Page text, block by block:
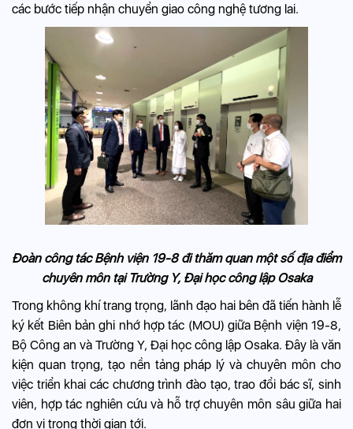
các bước tiếp nhận chuyển giao công nghệ tương lai.
Đoàn công tác Bệnh viện 19-8 đi thăm quan một số địa điểm
chuyên môn tại Trường Y, Đại học công lập Osaka
Trong không khí trang trọng, lãnh đạo hai bên đã tiến hành lễ
ký kết Biên bản ghi nhớ hợp tác (MOU) giữa Bệnh viện 19-8,
Bộ Công an và Trường Y, Đại học công lập Osaka. Đây là văn
kiện quan trọng, tạo nền tảng pháp lý và chuyên môn cho
việc triển khai các chương trình đào tạo, trao đổi bác sĩ, sinh
viên, hợp tác nghiên cứu và hỗ trợ chuyên môn sâu giữa hai
đơn vị trong thời gian tới.